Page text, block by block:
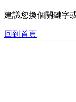
建議您換個關鍵字
回到首頁